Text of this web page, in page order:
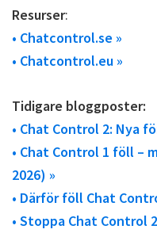
Resurser:
• Chatcontrol.se »
• Chatcontrol.eu »
Tidigare bloggposter:
• Chat Control 2: Nya
• Chat Control 1 föll –
2026) »
• Därför föll Chat
• Stoppa Chat Control